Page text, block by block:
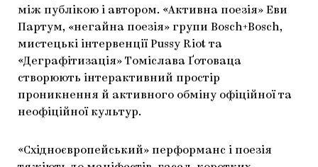
між публікою і автором. «Активна поезія» Еви
Партум, «негайна поезія» групи Bosch+Bosch,
мистецькі інтервенції Pussy Riot та
«Деграфітизація» Томіслава Ґотоваца
створюють інтерактивний простір
проникнення й активного обміну офіційної та
неофіційної культур.
«Східноєвропейський» перформанс і поезія